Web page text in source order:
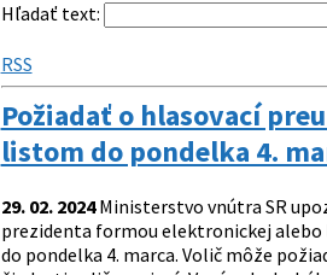
Hľadať text:
RSS
Požiadať o hlasovací
listom do pondelka 4.
29. 02. 2024Ministerstvo vnútra SR
prezidenta formou elektronickej
do pondelka 4. marca. Volič môže